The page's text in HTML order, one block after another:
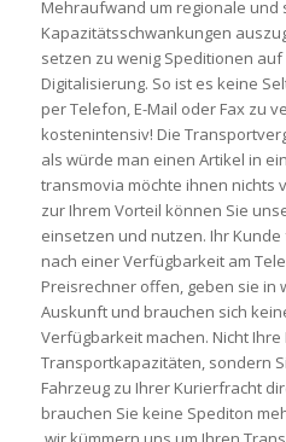
Mehraufwand um regionale und
Kapazitätsschwankungen
setzen zu wenig Speditionen
Digitalisierung. So ist es keine
per Telefon, E-Mail oder Fax zu
kostenintensiv! Die
als würde man einen Artikel in
transmovia möchte ihnen nichts
zur Ihrem Vorteil können Sie
einsetzen und nutzen. Ihr
nach einer Verfügbarkeit am
Preisrechner offen, geben sie in
Auskunft und brauchen sich
Verfügbarkeit machen. Nicht
Transportkapazitäten, sondern
Fahrzeug zu Ihrer Kurierfracht
brauchen Sie keine Spediton